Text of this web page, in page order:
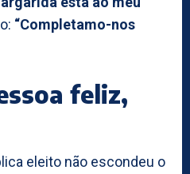
“Completamo-nos
feliz,
eleito não escondeu o